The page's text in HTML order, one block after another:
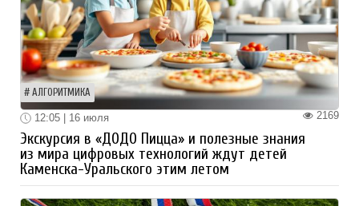
АЛГОРИТМИКА
2169
12:05 | 16 июля
Экскурсия в «ДОДО Пицца» и полезные знания
из мира цифровых технологий ждут детей
Каменска-Уральского этим летом